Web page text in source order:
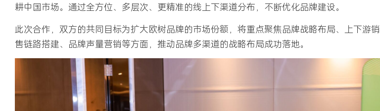
耕中国市场。通过全方位、多层次、更精准的线上下渠道分布，不断优化品牌建设。
此次合作，双方的共同目标为扩大欧树品牌的市场份额，将重点聚焦品牌战略布局、上下游销
售链路搭建、品牌声量营销等方面，推动品牌多渠道的战略布局成功落地。